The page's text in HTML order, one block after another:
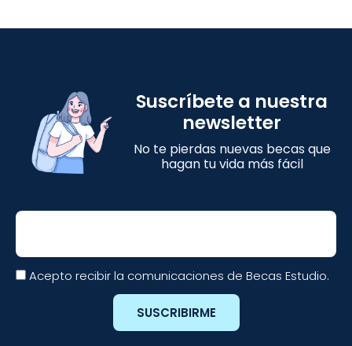
Suscríbete a nuestra
newsletter
No te pierdas nuevas becas que
hagan tu vida más fácil
Email
Acepto recibir la comunicaciones de Becas Estudio.
SUSCRIBIRME